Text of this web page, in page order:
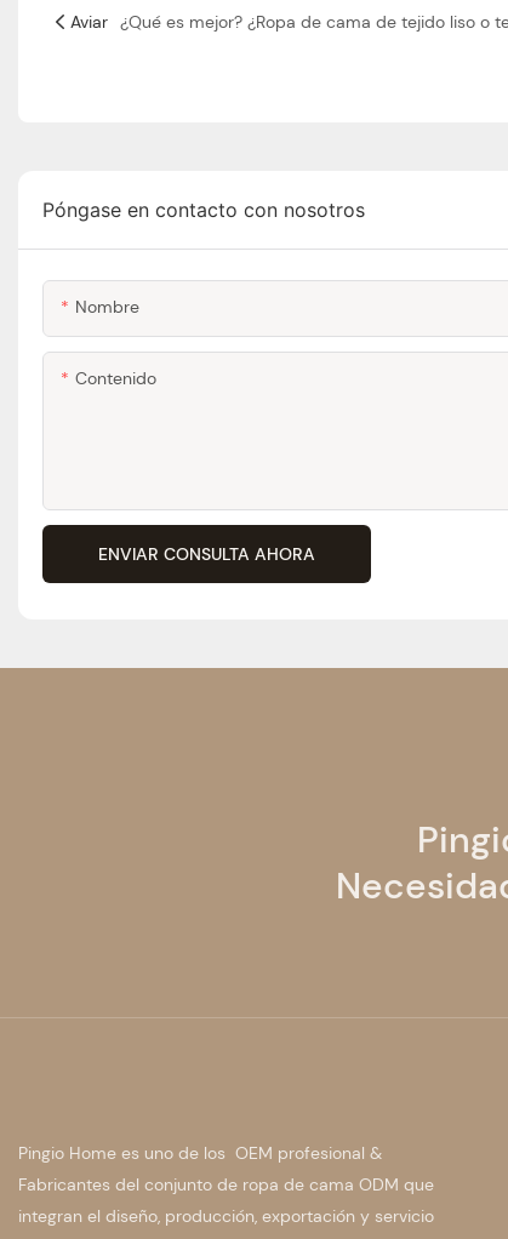
Aviar
Póngase en contacto con nosotros
Nombre
Contenido
ENVIAR CONSULTA AHORA
Pingio Home es uno de los OEM profesional &
Fabricantes del conjunto de ropa de cama ODM que
integran el diseño, producción, exportación y servicio